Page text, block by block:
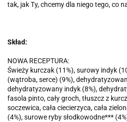
tak, jak Ty, chcemy dla niego tego, co
Skład:
NOWA RECEPTURA:
Świeży kurczak (11%), surowy indyk
(wątroba, serce) (9%),
dehydratyzowany indyk (8%),
fasola pinto, cały groch, tłuszcz z
soczewica, cała ciecierzyca, cała
(4%), surowe ryby słodkowodne***